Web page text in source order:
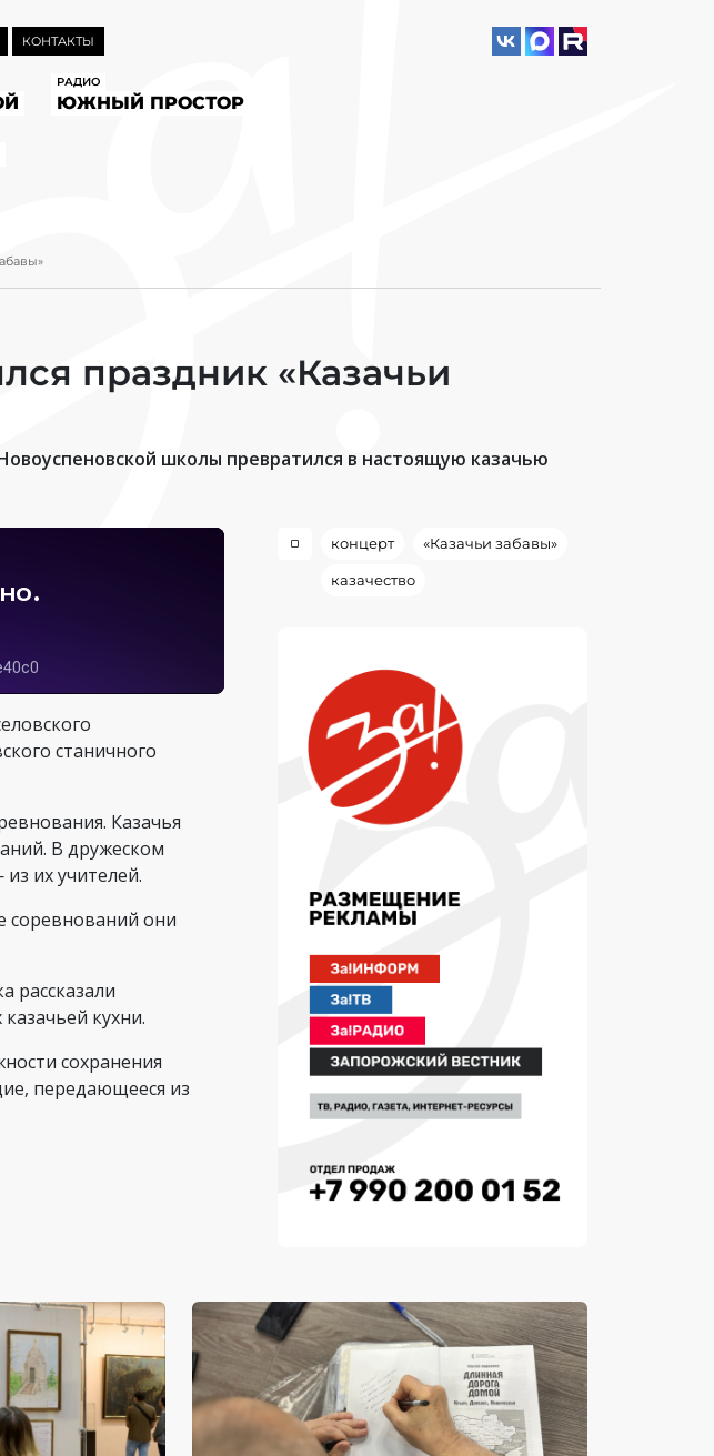
КОНТАКТЫ
РАДИО
ЮЖНЫЙ ПРОСТОР
праздник «Казачьи
школы превратился в настоящую казачью
станичного
Казачья
В дружеском
их учителей.
соревнований они
рассказали
кухни.
сохранения
передающееся из
концерт «Казачьи забавы»
казачество